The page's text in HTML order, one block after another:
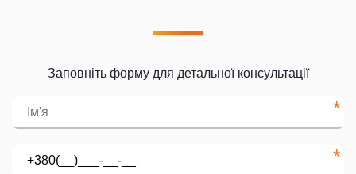
Заповніть форму для детальної консультації
*
*